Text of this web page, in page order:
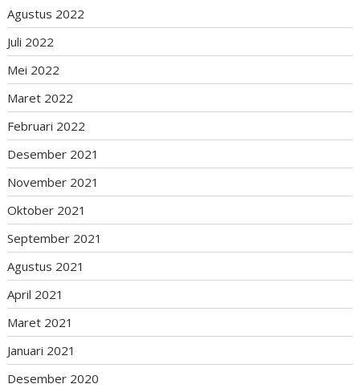
Agustus 2022
Juli 2022
Mei 2022
Maret 2022
Februari 2022
Desember 2021
November 2021
Oktober 2021
September 2021
Agustus 2021
April 2021
Maret 2021
Januari 2021
Desember 2020